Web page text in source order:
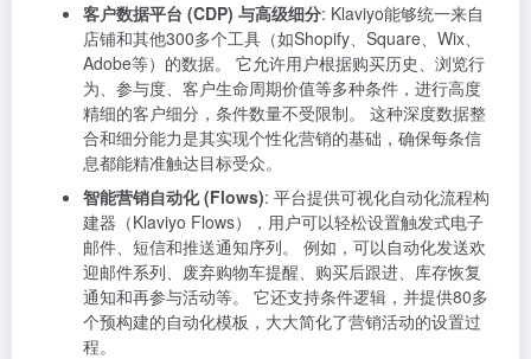
客户数据平台 (CDP) 与高级细分: Klaviyo能够统一来自
店铺和其他300多个工具（如Shopify、Square、Wix、
Adobe等）的数据。 它允许用户根据购买历史、浏览行
为、参与度、客户生命周期价值等多种条件，进行高度
精细的客户细分，条件数量不受限制。 这种深度数据整
合和细分能力是其实现个性化营销的基础，确保每条信
息都能精准触达目标受众。
智能营销自动化 (Flows): 平台提供可视化自动化流程构
建器（Klaviyo Flows），用户可以轻松设置触发式电子
邮件、短信和推送通知序列。 例如，可以自动化发送欢
迎邮件系列、废弃购物车提醒、购买后跟进、库存恢复
通知和再参与活动等。 它还支持条件逻辑，并提供80多
个预构建的自动化模板，大大简化了营销活动的设置过
程。